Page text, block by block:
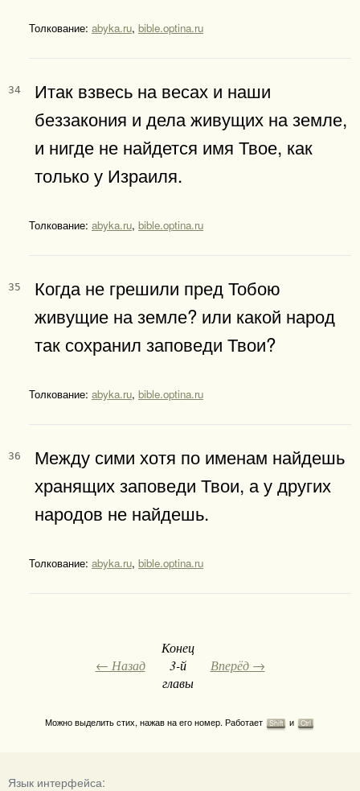
Толкование: abyka.ru, bible.optina.ru
34
Итак взвесь на весах и наши
беззакония и дела живущих на земле,
и нигде не найдется имя Твое, как
только у Израиля.
Толкование: abyka.ru, bible.optina.ru
35
Когда не грешили пред Тобою
живущие на земле? или какой народ
так сохранил заповеди Твои?
Толкование: abyka.ru, bible.optina.ru
36
Между сими хотя по именам найдешь
хранящих заповеди Твои, а у других
народов не найдешь.
Толкование: abyka.ru, bible.optina.ru
← Назад
Конец
3-й
главы
Вперёд →
Можно выделить стих, нажав на его номер. Работает Shift и Ctrl
Язык интерфейса: